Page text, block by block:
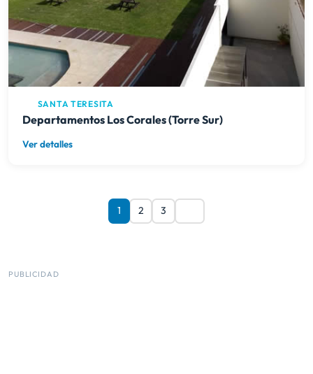
SANTA TERESITA
Departamentos Los Corales (Torre Sur)
Ver detalles
1 2 3
PUBLICIDAD